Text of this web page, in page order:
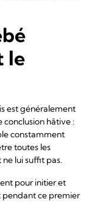
le
est généralement
conclusion hâtive :
constamment
toutes les
lui suffit pas.
pour initier et
ce premier